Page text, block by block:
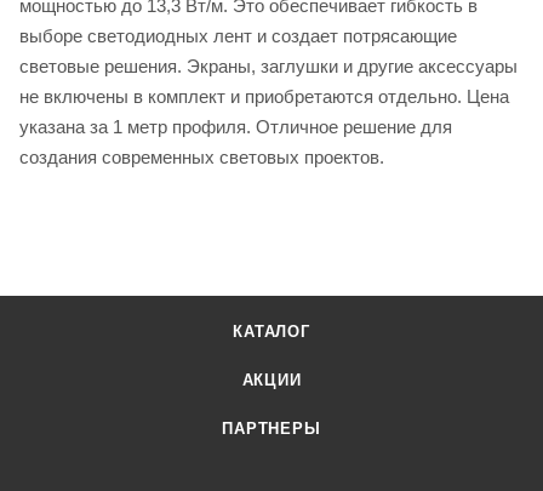
мощностью до 13,3 Вт/м. Это обеспечивает гибкость в
выборе светодиодных лент и создает потрясающие
световые решения. Экраны, заглушки и другие аксессуары
не включены в комплект и приобретаются отдельно. Цена
указана за 1 метр профиля. Отличное решение для
создания современных световых проектов.
КАТАЛОГ
АКЦИИ
ПАРТНЕРЫ